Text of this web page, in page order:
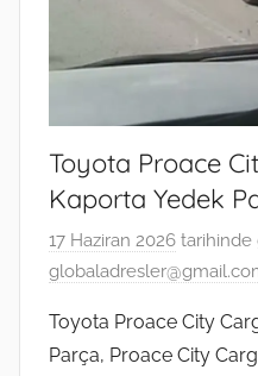
Toyota Proace
Kaporta Yedek
17 Haziran 2026 tarihinde
Toyota Proace City
Parça, Proace City